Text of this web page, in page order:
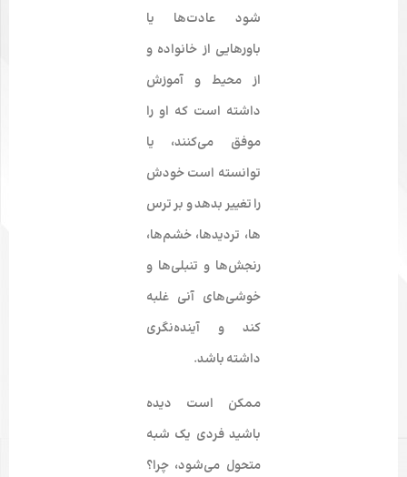
شود عادت­‌ها یا
باورهایی از خانواده و
از محیط و آموزش
داشته است که او را
موفق می­‌کنند، یا
توانسته است خودش
را تغییر بدهد و بر ترس­‌
ها، تردیدها، خشم‌ها،
رنجش‌ها و تنبلی­‌ها و
خوشی­‌های آنی غلبه
کند و آینده‌نگری
داشته باشد.
ممکن است دیده
باشید فردی یک شبه
متحول می‌­شود، چرا؟